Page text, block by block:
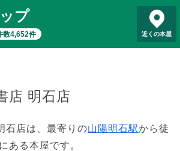
プ
数4,652件 近くの本屋
店 明石店
石店は、最寄りの山陽明石駅から徒
ある本屋です。